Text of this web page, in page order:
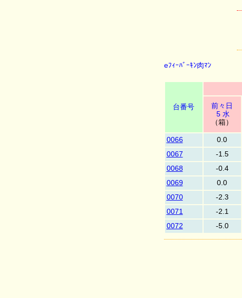
eﾌｨｰﾊﾞｰｷﾝ肉ﾏﾝ
台番号
前々日
5 水
（箱）
0066
0.0
0067
-1.5
0068
-0.4
0069
0.0
0070
-2.3
0071
-2.1
0072
-5.0